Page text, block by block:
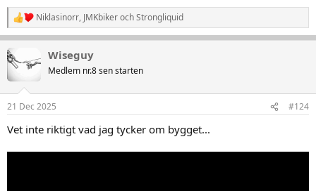
R
e
a
k
t
i
e
:
Niklasinorr, JMKbikerochStrongliquid
Wiseguy
Medlem nr.8 sen starten
21 Dec 2025 #124
Vet inte riktigt vad jag tycker om bygget...